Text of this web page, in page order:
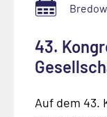
43.
Auf dem 43.